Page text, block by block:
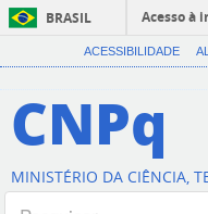
BRASIL
Acesso à
ACESSIBILIDADE
CNPq
MINISTÉRIO DA CIÊNCIA,